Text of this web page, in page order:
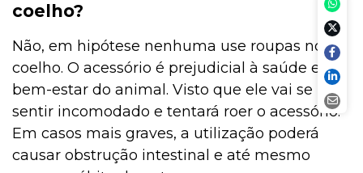
coelho?
Não, em hipótese nenhuma use roupas no
coelho. O acessório é prejudicial à saúde e ao
bem-estar do animal. Visto que ele vai se
sentir incomodado e tentará roer o acessório.
Em casos mais graves, a utilização poderá
causar obstrução intestinal e até mesmo